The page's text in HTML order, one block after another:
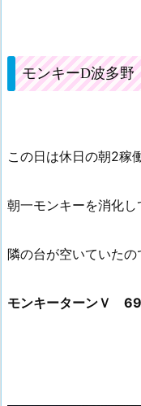
モンキーD波多野
この日は休日の朝2稼働
朝一モンキーを消化し
隣の台が空いていたの
モンキーターンＶ